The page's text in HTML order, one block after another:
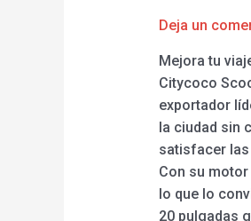
Deja un
Mejora tu
Citycoco
exportador
la ciudad sin
satisfacer las
Con su
lo que lo
20 pulgadas